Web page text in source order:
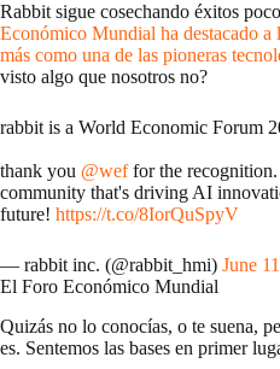
Rabbit sigue cosechando éxitos
Económico Mundial ha destacado a
más como una de las pioneras
visto algo que nosotros no?
rabbit is a World Economic Forum
thank you @weffor the recognition.
community that's driving AI
future! https://t.co/8IorQuSpyV
— rabbit inc. (@rabbit_hmi) June
El Foro Económico Mundial
Quizás no lo conocías, o te suena,
es. Sentemos las bases en primer